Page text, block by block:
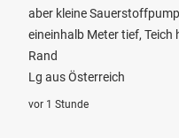
aber kleine
eineinhalb Meter tief,
Rand
Lg aus Österreich
vor 1 Stunde